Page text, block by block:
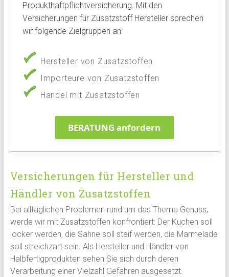
Produkthaftpflichtversicherung. Mit den
Versicherungen für Zusatzstoff Hersteller sprechen
wir folgende Zielgruppen an:
Hersteller von Zusatzstoffen
Importeure von Zusatzstoffen
Handel mit Zusatzstoffen
BERATUNG anfordern
Versicherungen für Hersteller und
Händler von Zusatzstoffen
Bei alltäglichen Problemen rund um das Thema Genuss,
werde wir mit Zusatzstoffen konfrontiert: Der Kuchen soll
locker werden, die Sahne soll steif werden, die Marmelade
soll streichzart sein. Als Hersteller und Händler von
Halbfertigprodukten sehen Sie sich durch deren
Verarbeitung einer Vielzahl Gefahren ausgesetzt.